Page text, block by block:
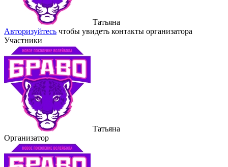
Татьяна
Авторизуйтесь чтобы увидеть контакты организатора
Участники
Татьяна
Организатор